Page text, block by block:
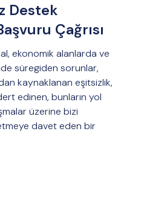
Destek
Çağrısı
ekonomik alanlarda ve
süregiden sorunlar,
kaynaklanan eşitsizlik,
edinen, bunların yol
üzerine bizi
davet eden bir